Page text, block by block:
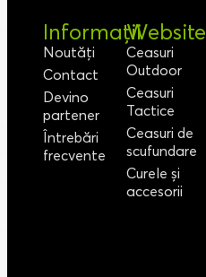
Informații
Noutăți
Contact
Devino
partener
Întrebări
frecvente
Website
Ceasuri
Outdoor
Ceasuri
Tactice
Ceasuri de
scufundare
Curele și
accesorii